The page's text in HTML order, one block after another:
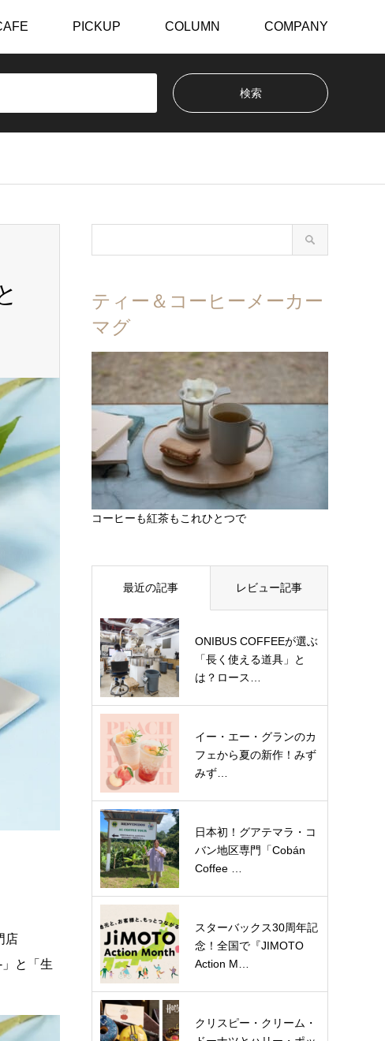
PICKUP COLUMN COMPANY
店
と「生
ティー＆コーヒーメーカー
マグ
コーヒーも紅茶もこれひとつで
最近の記事 レビュー記事
ONIBUS COFFEEが選ぶ
「長く使える道具」と
は？ロース…
イー・エー・グランのカ
フェから夏の新作！みず
みず…
日本初！グアテマラ・コ
バン地区専門「Cobán
Coffee …
スターバックス30周年記
念！全国で『JIMOTO
Action M…
クリスピー・クリーム・